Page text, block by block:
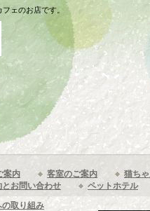
ェのお店です。
案内 客室のご案内 猫ち
お問い合わせ
ペットホテル
取り組み